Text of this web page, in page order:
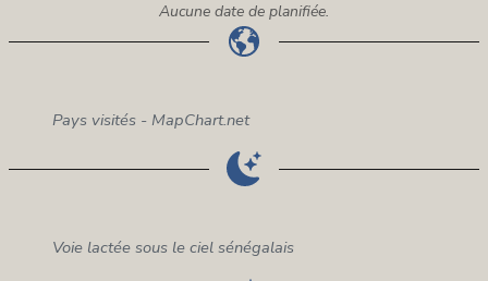
Aucune date de planifiée.
Pays visités - MapChart.net
Voie lactée sous le ciel sénégalais